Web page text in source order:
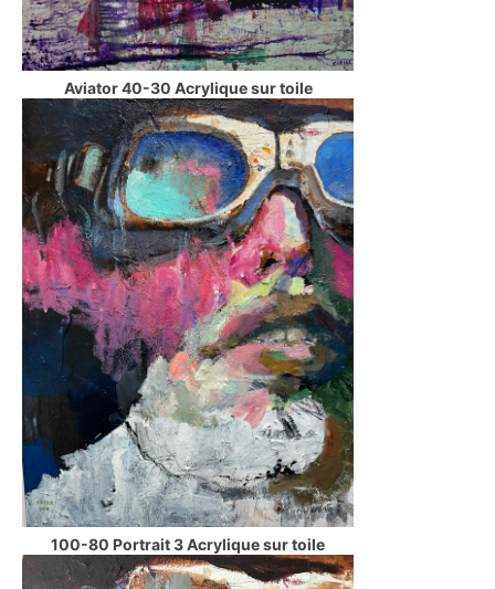
Aviator 40-30 Acrylique sur toile
100-80 Portrait 3 Acrylique sur toile